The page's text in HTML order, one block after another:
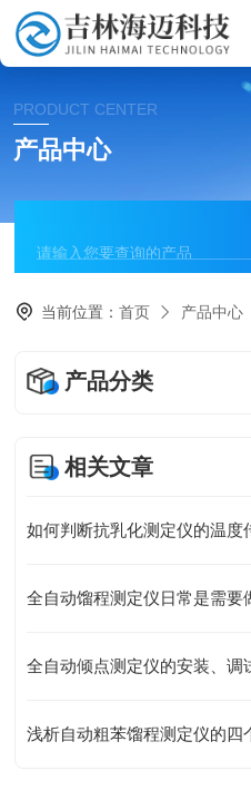
PRODUCT CENTER
产品中心
当前位置：首页 产品中心
产品分类
相关文章
如何判断抗乳化测定仪的温度
全自动馏程测定仪日常是需要
全自动倾点测定仪的安装、调
浅析自动粗苯馏程测定仪的四